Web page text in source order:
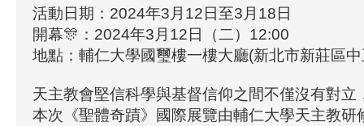
活動日期：2024年3月12日至3月18日
開幕🎊：2024年3月12日（二）12:00
地點：輔仁大學國璽樓一樓大廳(新北市新莊區
天主教會堅信科學與基督信仰之間不僅沒有對立
本次《聖體奇蹟》國際展覽由輔仁大學天主教研